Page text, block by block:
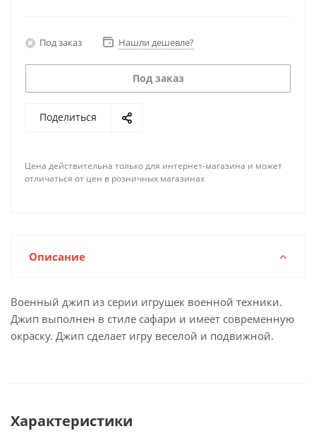
Под заказ Нашли дешевле?
Под заказ
Поделиться
Цена действительна только для интернет-магазина и может
отличаться от цен в розничных магазинах
Описание
Военный джип из серии игрушек военной техники.
Джип выполнен в стиле сафари и имеет современную
окраску. Джип сделает игру веселой и подвижной.
Характеристики